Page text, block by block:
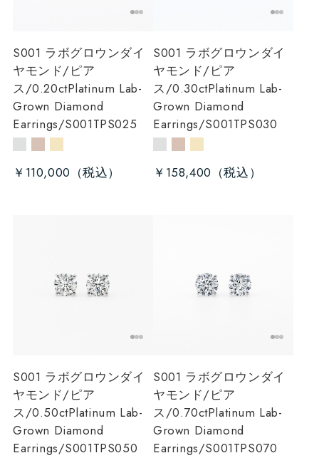
S001 ラボグロウンダイ
ヤモンド/ピア
ス/0.20ctPlatinum Lab-
Grown Diamond
Earrings/S001TPS025
￥110,000
S001 ラボグロウンダイ
ヤモンド/ピア
ス/0.30ctPlatinum Lab-
Grown Diamond
Earrings/S001TPS030
￥158,400
S001 ラボグロウンダイ
ヤモンド/ピア
ス/0.50ctPlatinum Lab-
Grown Diamond
Earrings/S001TPS050
S001 ラボグロウンダイ
ヤモンド/ピア
ス/0.70ctPlatinum Lab-
Grown Diamond
Earrings/S001TPS070